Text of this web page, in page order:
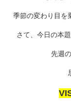
季節の変わり目を
さて、今日の本
先週